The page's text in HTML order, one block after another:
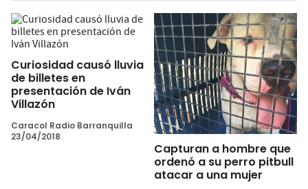
Curiosidad causó lluvia
de billetes en
presentación de Iván
Villazón
Caracol Radio Barranquilla
23/04/2018
Capturan a hombre que
ordenó a su perro pitbull
atacar a una mujer